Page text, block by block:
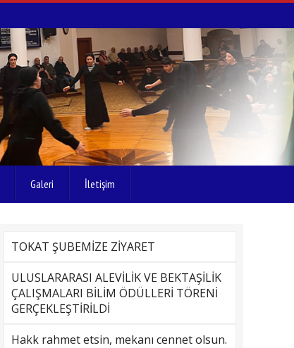
Galeri İletişim
TOKAT ŞUBEMİZE ZİYARET
ULUSLARARASI ALEVİLİK VE BEKTAŞİLİK
ÇALIŞMALARI BİLİM ÖDÜLLERİ TÖRENİ
GERÇEKLEŞTİRİLDİ
Hakk rahmet etsin, mekanı cennet olsun.